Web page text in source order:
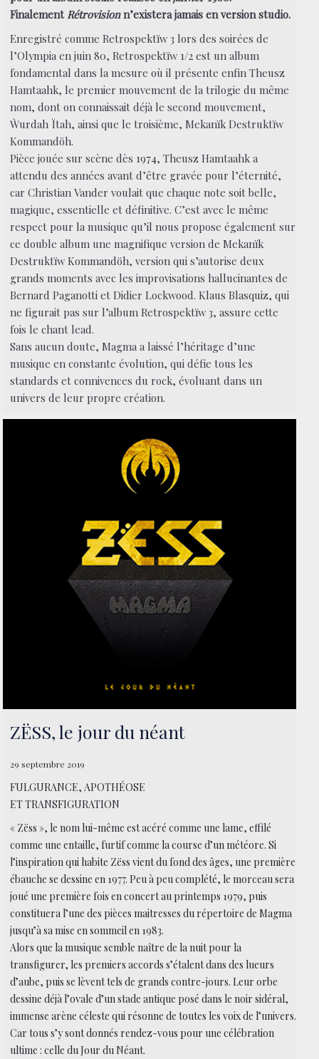
Finalement Rétrovisionn’existera jamais en version studio.
Enregistré comme Retrospektïw 3 lors des soirées de
l’Olympia en juin 80, Retrospektïw 1/2 est un album
fondamental dans la mesure où il présente enfin Theusz
Hamtaahk, le premier mouvement de la trilogie du même
nom, dont on connaissait déjà le second mouvement,
Ẁurdah Ïtah, ainsi que le troisième, Mekanïk Destruktïw
Kommandöh.
Pièce jouée sur scène dès 1974, Theusz Hamtaahk a
attendu des années avant d’être gravée pour l’éternité,
car Christian Vander voulait que chaque note soit belle,
magique, essentielle et définitive. C’est avec le même
respect pour la musique qu’il nous propose également sur
ce double album une magnifique version de Mekanïk
Destruktïw Kommandöh, version qui s’autorise deux
grands moments avec les improvisations hallucinantes de
Bernard Paganotti et Didier Lockwood. Klaus Blasquiz, qui
ne figurait pas sur l’album Retrospektïw 3, assure cette
fois le chant lead.
Sans aucun doute, Magma a laissé l’héritage d’une
musique en constante évolution, qui défie tous les
standards et connivences du rock, évoluant dans un
univers de leur propre création.
ZËSS, le jour du néant
29 septembre 2019
FULGURANCE, APOTHÉOSE
ET TRANSFIGURATION
« Zëss », le nom lui-même est acéré comme une lame, effilé
comme une entaille, furtif comme la course d’un météore. Si
l’inspiration qui habite Zëss vient du fond des âges, une première
ébauche se dessine en 1977. Peu à peu complété, le morceau sera
joué une première fois en concert au printemps 1979, puis
constituera l’une des pièces maitresses du répertoire de Magma
jusqu’à sa mise en sommeil en 1983.
Alors que la musique semble naître de la nuit pour la
transfigurer, les premiers accords s’étalent dans des lueurs
d’aube, puis se lèvent tels de grands contre-jours. Leur orbe
dessine déjà l’ovale d’un stade antique posé dans le noir sidéral,
immense arène céleste qui résonne de toutes les voix de l’univers.
Car tous s’y sont donnés rendez-vous pour une célébration
ultime : celle du Jour du Néant.